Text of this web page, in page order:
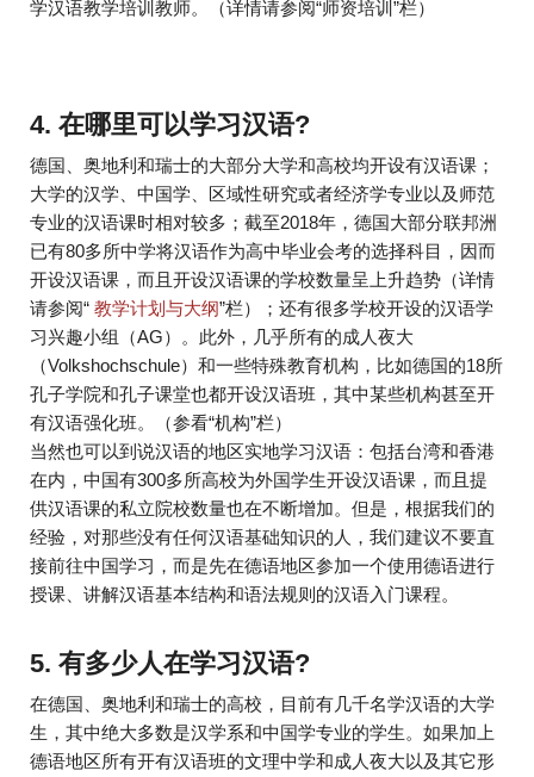
学汉语教学培训教师。（详情请参阅“师资培训”栏）
4. 在哪里可以学习汉语?
德国、奥地利和瑞士的大部分大学和高校均开设有汉语课；
大学的汉学、中国学、区域性研究或者经济学专业以及师范
专业的汉语课时相对较多；截至2018年，德国大部分联邦洲
已有80多所中学将汉语作为高中毕业会考的选择科目，因而
开设汉语课，而且开设汉语课的学校数量呈上升趋势（详情
请参阅“ 教学计划与大纲”栏）；还有很多学校开设的汉语学
习兴趣小组（AG）。此外，几乎所有的成人夜大
（Volkshochschule）和一些特殊教育机构，比如德国的18所
孔子学院和孔子课堂也都开设汉语班，其中某些机构甚至开
有汉语强化班。（参看“机构”栏）
当然也可以到说汉语的地区实地学习汉语：包括台湾和香港
在内，中国有300多所高校为外国学生开设汉语课，而且提
供汉语课的私立院校数量也在不断增加。但是，根据我们的
经验，对那些没有任何汉语基础知识的人，我们建议不要直
接前往中国学习，而是先在德语地区参加一个使用德语进行
授课、讲解汉语基本结构和语法规则的汉语入门课程。
5. 有多少人在学习汉语?
在德国、奥地利和瑞士的高校，目前有几千名学汉语的大学
生，其中绝大多数是汉学系和中国学专业的学生。如果加上
德语地区所有开有汉语班的文理中学和成人夜大以及其它形